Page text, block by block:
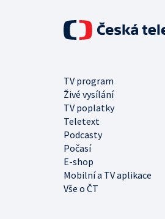
TV program
Živé vysílání
TV poplatky
Teletext
Podcasty
Počasí
E-shop
Mobilní a TV aplikace
Vše o ČT